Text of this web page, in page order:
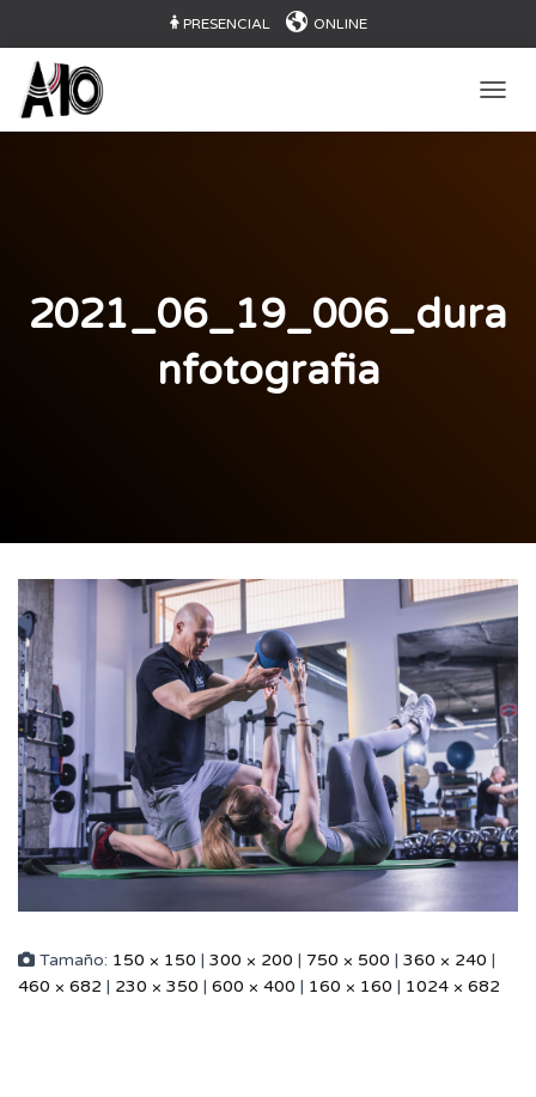
PRESENCIAL ONLINE
2021_06_19_006_dura
nfotografia
Tamaño: 150 × 150 | 300 × 200 | 750 × 500 | 360 × 240 |
460 × 682 | 230 × 350 | 600 × 400 | 160 × 160 | 1024 × 682